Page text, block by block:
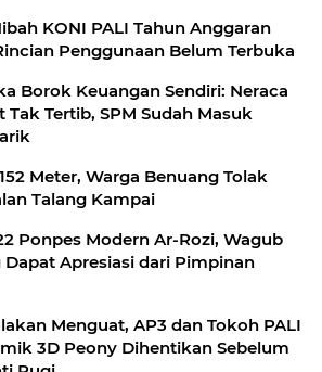
KONI PALI Tahun Anggaran
Penggunaan Belum Terbuka
Borok Keuangan Sendiri: Neraca
Tak Tertib, SPM Sudah Masuk
Meter, Warga Benuang Tolak
Talang Kampai
Ponpes Modern Ar-Rozi, Wagub
Dapat Apresiasi dari Pimpinan
Menguat, AP3 dan Tokoh PALI
3D Peony Dihentikan Sebelum